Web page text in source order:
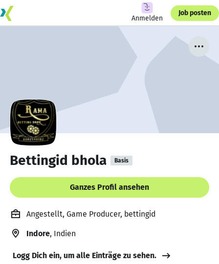
Anmelden
Job posten
Bettingid bhola Basis
Ganzes Profil ansehen
Angestellt, Game Producer, bettingid
Indore, Indien
Logg Dich ein, um alle Einträge zu sehen.